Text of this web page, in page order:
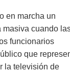
en marcha un
masiva cuando
funcionarios
que
la televisión de